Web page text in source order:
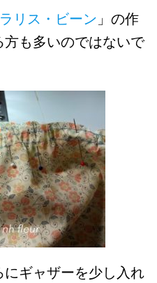
リス・ビーン 」の作
も多いのではないで
ギャザーを少し入れ